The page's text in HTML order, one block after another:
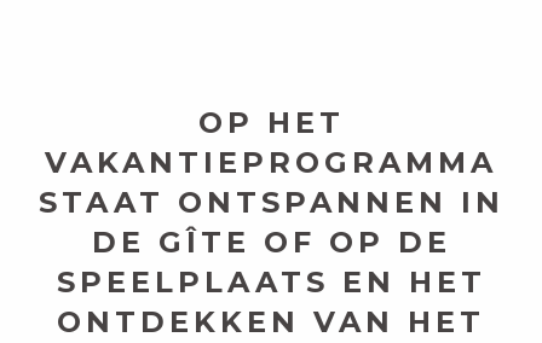
OP HET
VAKANTIEPROGRAMMA
STAAT ONTSPANNEN IN
DE GÎTE OF OP DE
SPEELPLAATS EN HET
ONTDEKKEN VAN HET